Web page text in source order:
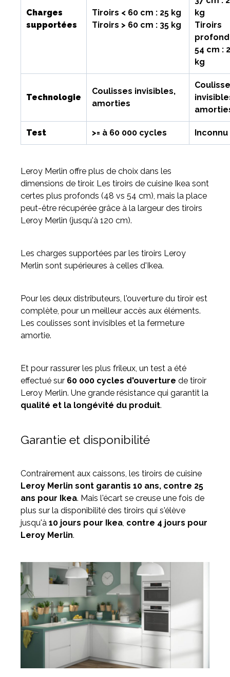
Charges
supportées
Tiroirs < 60 cm : 25 kg
Tiroirs > 60 cm : 35 kg
kg
Tiroirs
54 cm :
kg
Technologie
Coulisses invisibles,
amorties
Test >= à 60 000 cycles Inconnu
Leroy Merlin offre plus de choix dans les
dimensions de tiroir. Les tiroirs de cuisine Ikea sont
certes plus profonds (48 vs 54 cm), mais la place
peut-être récupérée grâce à la largeur des tiroirs
Leroy Merlin (jusqu'à 120 cm).
Les charges supportées par les tiroirs Leroy
Merlin sont supérieures à celles d'Ikea.
Pour les deux distributeurs, l'ouverture du tiroir est
complète, pour un meilleur accès aux éléments.
Les coulisses sont invisibles et la fermeture
amortie.
Et pour rassurer les plus frileux, un test a été
effectué sur 60 000 cycles d'ouverture de tiroir
Leroy Merlin. Une grande résistance qui garantit la
qualité et la longévité du produit.
Garantie et disponibilité
Contrairement aux caissons, les tiroirs de cuisine
Leroy Merlin sont garantis 10 ans, contre 25
ans pour Ikea. Mais l'écart se creuse une fois de
plus sur la disponibilité des tiroirs qui s'élève
jusqu'à 10 jours pour Ikea, contre 4 jours pour
Leroy Merlin.